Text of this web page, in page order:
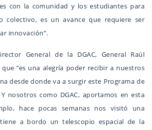
con la comunidad y los estudiantes para
colectivo, es un avance que requiere ser
innovación”.
General de la DGAC, General Raúl
“es una alegría poder recibir a nuestros
desde donde va a surgir este Programa de
Y nosotros como DGAC, aportamos en esta
hace pocas semanas nos visitó una
a bordo un telescopio espacial de la